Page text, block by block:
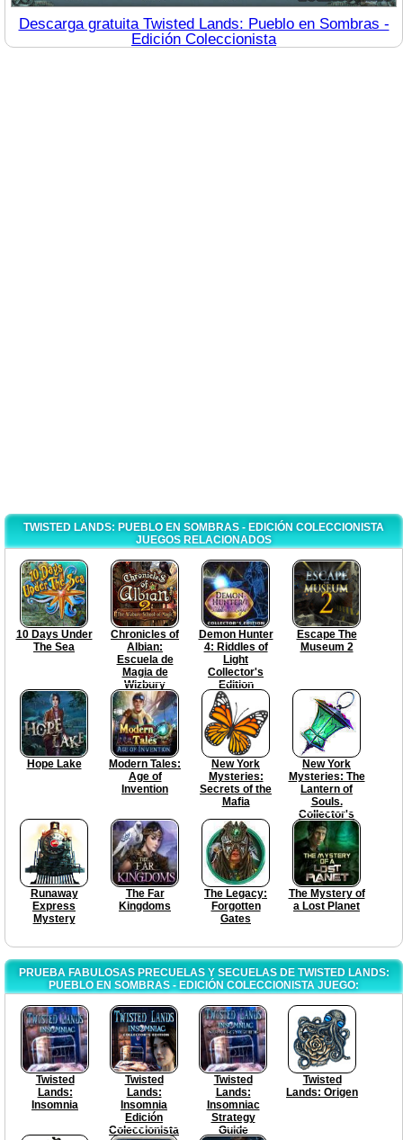
Descarga gratuita Twisted Lands: Pueblo en Sombras -
Edición Coleccionista
TWISTED LANDS: PUEBLO EN SOMBRAS - EDICIÓN COLECCIONISTA
JUEGOS RELACIONADOS
10 Days Under
The Sea
Chronicles of
Albian:
Escuela de
Magia de
Wizbury
Demon Hunter
4: Riddles of
Light
Collector's
Edition
Escape The
Museum 2
Hope Lake
Modern Tales:
Age of
Invention
New York
Mysteries:
Secrets of the
Mafia
New York
Mysteries: The
Lantern of
Souls.
Collector's
Edition
Runaway
Express
Mystery
The Far
Kingdoms
The Legacy:
Forgotten
Gates
The Mystery of
a Lost Planet
PRUEBA FABULOSAS PRECUELAS Y SECUELAS DE TWISTED LANDS:
PUEBLO EN SOMBRAS - EDICIÓN COLECCIONISTA JUEGO:
Twisted
Lands:
Insomnia
Twisted
Lands:
Insomnia
Edición
Coleccionista
Twisted
Lands:
Insomniac
Strategy
Guide
Twisted
Lands: Origen